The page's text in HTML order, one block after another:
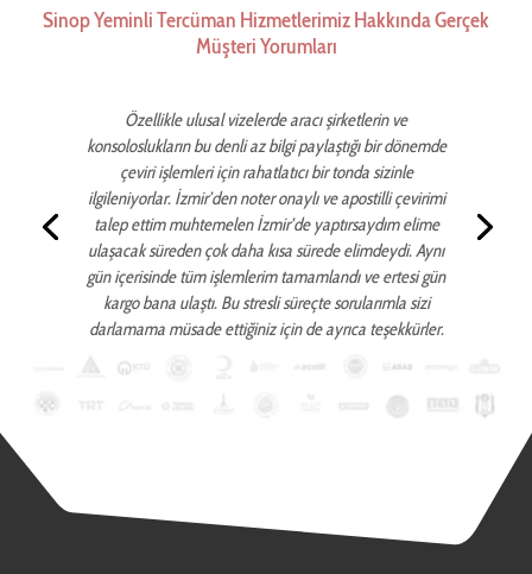
Sinop Yeminli Tercüman Hizmetlerimiz Hakkında Gerçek
Müşteri Yorumları
Özellikle ulusal vizelerde aracı şirketlerin ve
konsoloslukların bu denli az bilgi paylaştığı bir dönemde
çeviri işlemleri için rahatlatıcı bir tonda sizinle
ilgileniyorlar. İzmir’den noter onaylı ve apostilli çevirimi
talep ettim muhtemelen İzmir’de yaptırsaydım elime
ulaşacak süreden çok daha kısa sürede elimdeydi. Aynı
gün içerisinde tüm işlemlerim tamamlandı ve ertesi gün
kargo bana ulaştı. Bu stresli süreçte sorularımla sizi
darlamama müsade ettiğiniz için de ayrıca teşekkürler.